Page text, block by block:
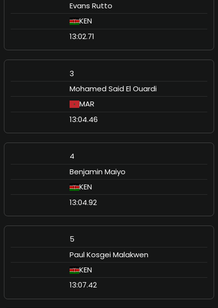
Evans Rutto
KEN
13:02.71
3
Mohamed Said El Ouardi
MAR
13:04.46
4
Benjamin Maiyo
KEN
13:04.92
5
Paul Kosgei Malakwen
KEN
13:07.42